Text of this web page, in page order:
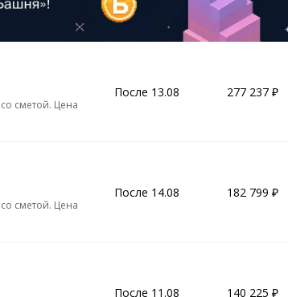
сметой. Цена
После 13.08 277 237
сметой. Цена
После 14.08 182 799
После 11.08 140 225